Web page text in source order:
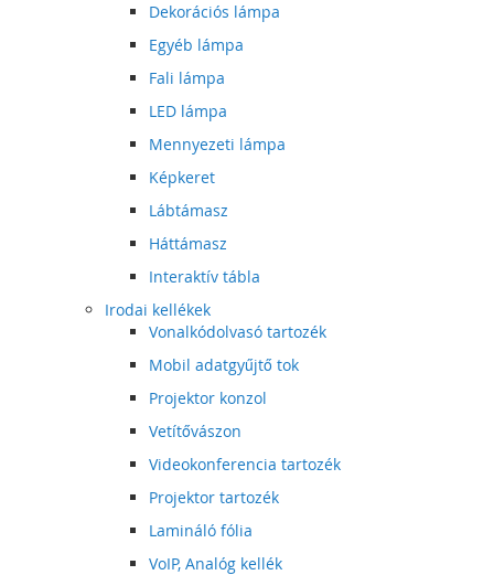
Dekorációs lámpa
Egyéb lámpa
Fali lámpa
LED lámpa
Mennyezeti lámpa
Képkeret
Lábtámasz
Háttámasz
Interaktív tábla
Irodai kellékek
Vonalkódolvasó tartozék
Mobil adatgyűjtő tok
Projektor konzol
Vetítővászon
Videokonferencia tartozék
Projektor tartozék
Lamináló fólia
VoIP, Analóg kellék